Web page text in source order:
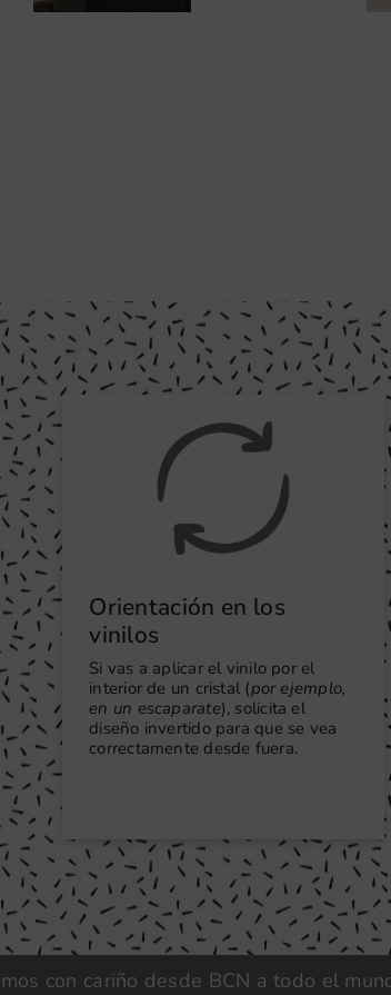
Orientación en los
vinilos
Si vas a aplicar el vinilo por el
interior de un cristal (por ejemplo,
en un escaparate), solicita el
diseño invertido para que se vea
correctamente desde fuera.
desde BCN a todo el mundo |